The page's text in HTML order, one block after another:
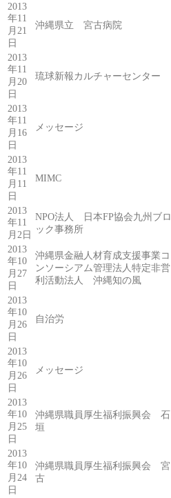
2013
年11
月21
日
沖縄県立 宮古病院
2013
年11
月20
日
琉球新報カルチャーセンター
2013
年11
月16
日
メッセージ
2013
年11
月11
日
MIMC
2013
年11
月2日
NPO法人 日本FP協会九州ブロ
ック事務所
2013
年10
月27
日
沖縄県金融人材育成支援事業コ
ンソーシアム管理法人特定非営
利活動法人 沖縄知の風
2013
年10
月26
日
自治労
2013
年10
月26
日
メッセージ
2013
年10
月25
日
沖縄県職員厚生福利振興会 石
垣
2013
年10
月24
日
沖縄県職員厚生福利振興会 宮
古